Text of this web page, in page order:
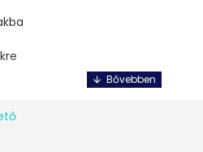
a kényelmes mozgatást.